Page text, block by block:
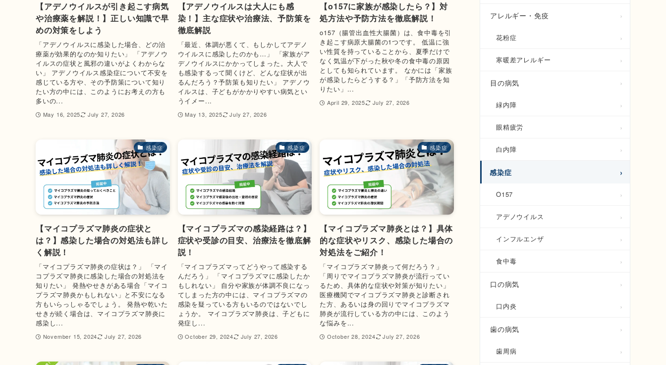
【アデノウイルスが引き起こす病気
や治療薬を解説！】正しい知識で早
めの対策をしよう
「アデノウイルスに感染した場合、どの治
療薬が効果的なのか知りたい」 「アデノウ
イルスの症状と風邪の違いがよくわからな
い」 アデノウイルス感染症について不安を
感じている方や、その予防策について知り
たい方の中には、このようにお考えの方も
多いの...
May 16, 2025 July 27, 2026
【アデノウイルスは大人にも感
染！】主な症状や治療法、予防策を
徹底解説
「最近、体調が悪くて、もしかしてアデノ
ウイルスに感染したのかも…」 「家族がア
デノウイルスにかかってしまった。大人で
も感染するって聞くけど、どんな症状が出
るんだろう？予防策も知りたい」 アデノウ
イルスは、子どもがかかりやすい病気とい
うイメー...
May 13, 2025 July 27, 2026
【o157に家族が感染したら？】対
処方法や予防方法を徹底解説！
o157（腸管出血性大腸菌）は、食中毒を引
き起こす病原大腸菌の1つです。 低温に強
い性質を持っていることから、夏季だけで
なく気温が下がった秋や冬の食中毒の原因
としても知られています。 なかには「家族
が感染したらどうする？」「予防方法を知
りたい」...
April 29, 2025 July 27, 2026
感染症
【マイコプラズマ肺炎の症状と
は？】感染した場合の対処法も詳し
く解説！
「マイコプラズマ肺炎の症状は？」 「マイ
コプラズマ肺炎に感染した場合の対処法を
知りたい」 発熱やせきがある場合「マイコ
プラズマ肺炎かもしれない」と不安になる
方もいらっしゃるでしょう。 発熱や乾いた
せきが続く場合は、マイコプラズマ肺炎に
感染し...
November 15, 2024 July 27, 2026
感染症
【マイコプラズマの感染経路は？】
症状や受診の目安、治療法を徹底解
説！
「マイコプラズマってどうやって感染する
んだろう」 「マイコプラズマに感染したか
もしれない」 自分や家族が体調不良になっ
てしまった方の中には、マイコプラズマの
感染を疑っている方もいるのではないでし
ょうか。 マイコプラズマ肺炎は、子どもに
発症し...
October 29, 2024 July 27, 2026
感染症
【マイコプラズマ肺炎とは？】具体
的な症状やリスク、感染した場合の
対処法をご紹介！
「マイコプラズマ肺炎って何だろう？」
「周りでマイコプラズマ肺炎が流行ってい
るため、具体的な症状や対策が知りたい」
医療機関でマイコプラズマ肺炎と診断され
た方、あるいは身の回りでマイコプラズマ
肺炎が流行している方の中には、このよう
な悩みを...
October 28, 2024 July 27, 2026
アレルギー・免疫
花粉症
寒暖差アレルギー
目の病気
緑内障
眼精疲労
白内障
感染症
O157
アデノウイルス
インフルエンザ
食中毒
口の病気
口内炎
歯の病気
歯周病